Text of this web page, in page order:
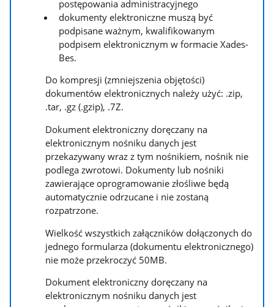
postępowania administracyjnego
dokumenty elektroniczne muszą być
podpisane ważnym, kwalifikowanym
podpisem elektronicznym w formacie Xades-
Bes.
Do kompresji (zmniejszenia objętości)
dokumentów elektronicznych należy użyć: .zip,
.tar, .gz (.gzip), .7Z.
Dokument elektroniczny doręczany na
elektronicznym nośniku danych jest
przekazywany wraz z tym nośnikiem, nośnik nie
podlega zwrotowi. Dokumenty lub nośniki
zawierające oprogramowanie złośliwe będą
automatycznie odrzucane i nie zostaną
rozpatrzone.
Wielkość wszystkich załączników dołączonych do
jednego formularza (dokumentu elektronicznego)
nie może przekroczyć 50MB.
Dokument elektroniczny doręczany na
elektronicznym nośniku danych jest